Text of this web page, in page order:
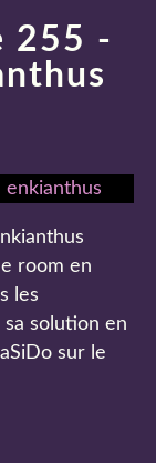
255 -
room en
les
solution en
sur le